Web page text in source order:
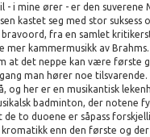
i mine ører - er den
kastet seg med stor
fra en samlet
mer kammermusikk av
at det neppe kan være første
man hører noe
og her er en musikantisk
badminton, der
to duoene er såpass
enn den første og